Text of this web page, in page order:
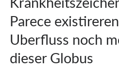
Parece
Uberfluss noch
dieser Globus